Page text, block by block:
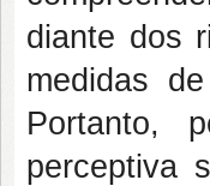
diante dos
medidas
Portanto,
perceptiva